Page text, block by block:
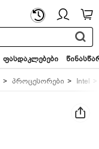
ფასდაკლებები
პროცესორები Intel